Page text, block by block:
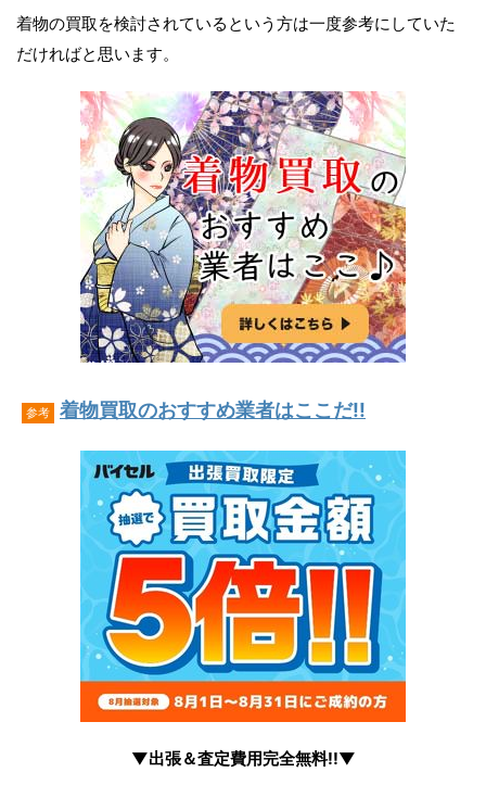
着物の買取を検討されているという方は一度参考にしていた
だければと思います。
参考 着物買取のおすすめ業者はここだ!!
▼出張＆査定費用完全無料!!▼